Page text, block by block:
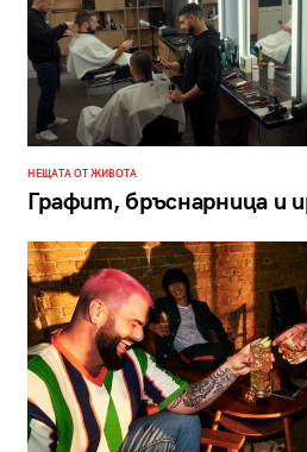
НЕЩАТА ОТ ЖИВОТА
Графит, бръснарница и